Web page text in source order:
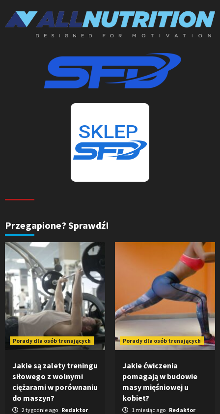
Przegapione? Sprawdź!
Porady dla osób trenujących
Jakie są zalety treningu
siłowego z wolnymi
ciężarami w porównaniu
do maszyn?
2 tygodnie ago Redaktor
Porady dla osób trenujących
Jakie ćwiczenia
pomagają w budowie
masy mięśniowej u
kobiet?
1 miesiąc ago Redaktor